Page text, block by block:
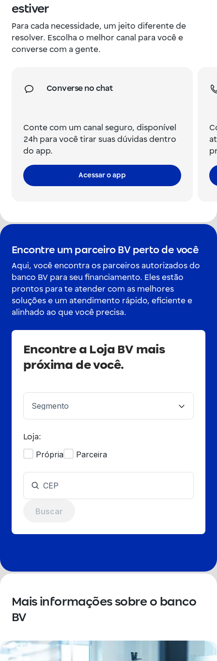
estiver
Para cada necessidade, um jeito diferente de
resolver. Escolha o melhor canal para você e
converse com a gente.
Converse no chat
Conte com um canal seguro, disponível
24h para você tirar suas dúvidas dentro
do app.
Acessar o app
Encontre um parceiro BV perto de você
Aqui, você encontra os parceiros autorizados do
banco BV para seu financiamento. Eles estão
prontos para te atender com as melhores
soluções e um atendimento rápido, eficiente e
alinhado ao que você precisa.
Encontre a Loja BV mais
próxima de você.
Loja:
Própria Parceira
Buscar
Mais informações sobre o banco
BV